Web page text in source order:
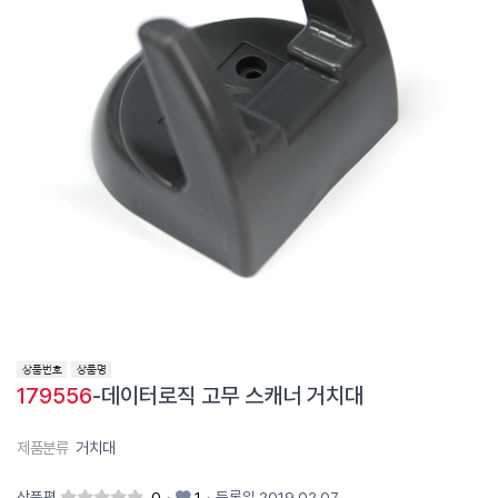
179556-데이터로직 고무 스캐너 거치대
제품분류 거치대